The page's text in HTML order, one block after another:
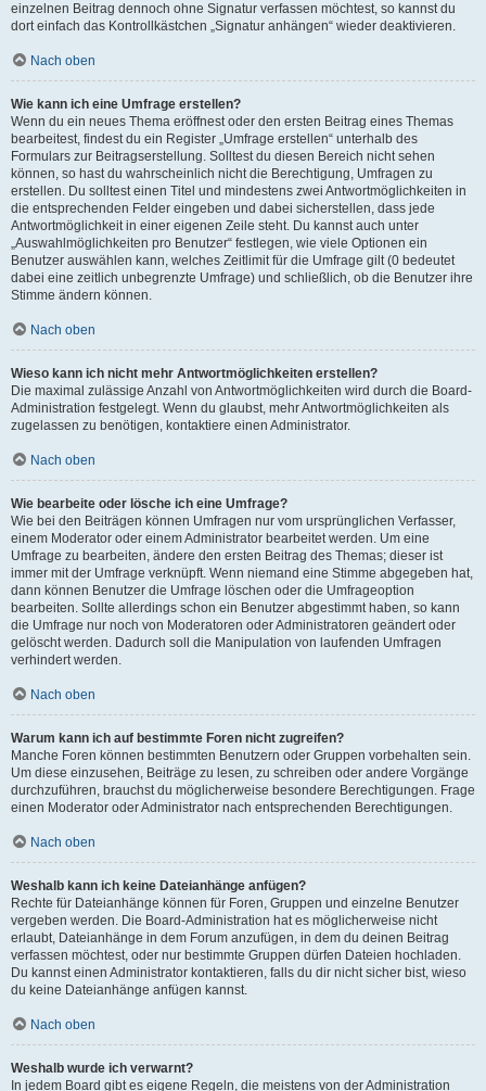
einzelnen Beitrag dennoch ohne Signatur verfassen möchtest, so kannst du
dort einfach das Kontrollkästchen „Signatur anhängen“ wieder deaktivieren.
Nach oben
Wie kann ich eine Umfrage erstellen?
Wenn du ein neues Thema eröffnest oder den ersten Beitrag eines Themas
bearbeitest, findest du ein Register „Umfrage erstellen“ unterhalb des
Formulars zur Beitragserstellung. Solltest du diesen Bereich nicht sehen
können, so hast du wahrscheinlich nicht die Berechtigung, Umfragen zu
erstellen. Du solltest einen Titel und mindestens zwei Antwortmöglichkeiten in
die entsprechenden Felder eingeben und dabei sicherstellen, dass jede
Antwortmöglichkeit in einer eigenen Zeile steht. Du kannst auch unter
„Auswahlmöglichkeiten pro Benutzer“ festlegen, wie viele Optionen ein
Benutzer auswählen kann, welches Zeitlimit für die Umfrage gilt (0 bedeutet
dabei eine zeitlich unbegrenzte Umfrage) und schließlich, ob die Benutzer ihre
Stimme ändern können.
Nach oben
Wieso kann ich nicht mehr Antwortmöglichkeiten erstellen?
Die maximal zulässige Anzahl von Antwortmöglichkeiten wird durch die Board-
Administration festgelegt. Wenn du glaubst, mehr Antwortmöglichkeiten als
zugelassen zu benötigen, kontaktiere einen Administrator.
Nach oben
Wie bearbeite oder lösche ich eine Umfrage?
Wie bei den Beiträgen können Umfragen nur vom ursprünglichen Verfasser,
einem Moderator oder einem Administrator bearbeitet werden. Um eine
Umfrage zu bearbeiten, ändere den ersten Beitrag des Themas; dieser ist
immer mit der Umfrage verknüpft. Wenn niemand eine Stimme abgegeben hat,
dann können Benutzer die Umfrage löschen oder die Umfrageoption
bearbeiten. Sollte allerdings schon ein Benutzer abgestimmt haben, so kann
die Umfrage nur noch von Moderatoren oder Administratoren geändert oder
gelöscht werden. Dadurch soll die Manipulation von laufenden Umfragen
verhindert werden.
Nach oben
Warum kann ich auf bestimmte Foren nicht zugreifen?
Manche Foren können bestimmten Benutzern oder Gruppen vorbehalten sein.
Um diese einzusehen, Beiträge zu lesen, zu schreiben oder andere Vorgänge
durchzuführen, brauchst du möglicherweise besondere Berechtigungen. Frage
einen Moderator oder Administrator nach entsprechenden Berechtigungen.
Nach oben
Weshalb kann ich keine Dateianhänge anfügen?
Rechte für Dateianhänge können für Foren, Gruppen und einzelne Benutzer
vergeben werden. Die Board-Administration hat es möglicherweise nicht
erlaubt, Dateianhänge in dem Forum anzufügen, in dem du deinen Beitrag
verfassen möchtest, oder nur bestimmte Gruppen dürfen Dateien hochladen.
Du kannst einen Administrator kontaktieren, falls du dir nicht sicher bist, wieso
du keine Dateianhänge anfügen kannst.
Nach oben
Weshalb wurde ich verwarnt?
In jedem Board gibt es eigene Regeln, die meistens von der Administration